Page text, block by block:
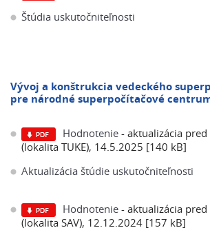
Štúdia uskutočniteľnosti
Vývoj a konštrukcia vedeckého
pre národné superpočítačové
Hodnotenie - aktualizácia
(lokalita TUKE), 14.5.2025 [140 kB]
Aktualizácia štúdie uskutočniteľnosti
Hodnotenie - aktualizácia
(lokalita SAV), 12.12.2024 [157 kB]